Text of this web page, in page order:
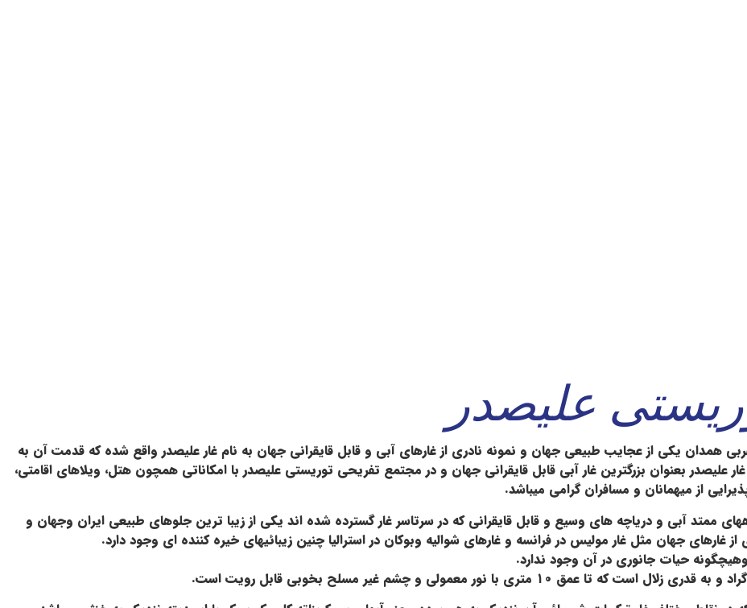
علیصدر
کبودر آهنگ و ۷۵ کیلومتری شمال غربی همدان یکی از عجایب طبیعی جهان و نمونه نادری از غارهای آبی و قابل قایقرانی جهان به نام غار علیصدر واقع شده که قدمت آن به
بعنوان بزرگترین غار آبی قابل قایقرانی جهان و در مجتمع تفريحي توریستی علیصدر با امکاناتی همچون هتل، ویلاهای اقامتی،
از میهمانان و مسافران گرامی میباشد.
ممتد آبی و دریاچه های وسیع و قابل قایقرانی که در سرتاسر غار گسترده شده اند یکی از زیبا ترین جلوهای طبیعی ایران وجهان و
جهان مثل غار مولیس در فرانسه و غارهای شوالیه وبوکان در استرالیا چنین زیبائیهای خیره کننده ای وجود دارد.
حیات جانوری در آن وجود ندارد.